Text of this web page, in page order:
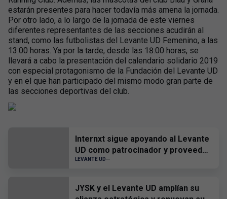
estarán presentes para hacer todavía más amena la jornada.
Por otro lado, a lo largo de la jornada de este viernes
diferentes representantes de las secciones acudirán al
stand, como las futbolistas del Levante UD Femenino, a las
13:00 horas. Ya por la tarde, desde las 18:00 horas, se
llevará a cabo la presentación del calendario solidario 2019
con especial protagonismo de la Fundación del Levante UD
y en el que han participado del mismo modo gran parte de
las secciones deportivas del club.
Internxt sigue apoyando al Levante
UD como patrocinador y proveedor
oficial
LEVANTE UD
JYSK y el Levante UD amplían su